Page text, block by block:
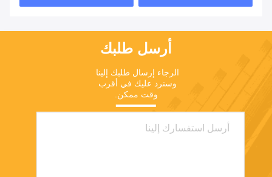
أرسل طلبك
وقت ممكن.